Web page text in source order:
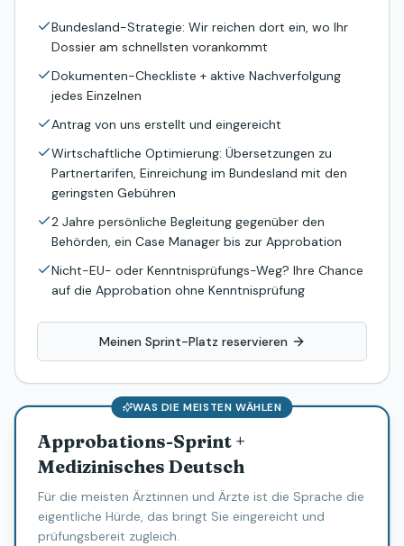
Bundesland-Strategie: Wir reichen dort ein, wo Ihr
Dossier am schnellsten vorankommt
Dokumenten-Checkliste + aktive Nachverfolgung
jedes Einzelnen
Antrag von uns erstellt und eingereicht
Wirtschaftliche Optimierung: Übersetzungen zu
Partnertarifen, Einreichung im Bundesland mit den
geringsten Gebühren
2 Jahre persönliche Begleitung gegenüber den
Behörden, ein Case Manager bis zur Approbation
Nicht-EU- oder Kenntnisprüfungs-Weg? Ihre Chance
auf die Approbation ohne Kenntnisprüfung
Meinen Sprint-Platz reservieren
WAS DIE MEISTEN WÄHLEN
Approbations-Sprint +
Medizinisches Deutsch
Für die meisten Ärztinnen und Ärzte ist die Sprache die
eigentliche Hürde, das bringt Sie eingereicht und
prüfungsbereit zugleich.